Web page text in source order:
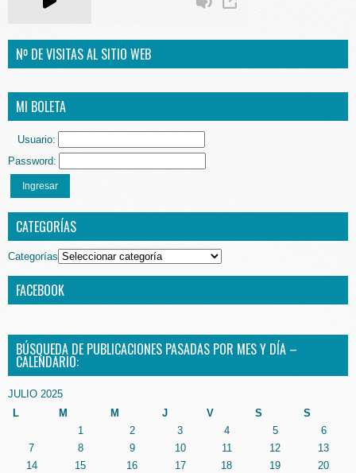
Nº DE VISITAS AL SITIO WEB
MI BOLETA
Usuario:
Password:
Ingresar
CATEGORÍAS
Categorías
FACEBOOK
BÚSQUEDA DE PUBLICACIONES PASADAS POR MES Y DÍA –
CALENDARIO:
JULIO 2025
L
M M J V S S
1 2 3 4 5
6
7
8 9 10 11 12
13
14
15 16 17 18 19
20